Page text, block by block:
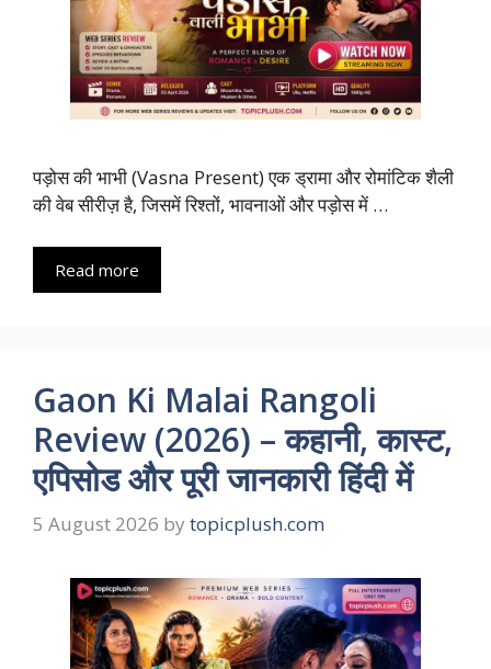
पड़ोस की भाभी (Vasna Present) एक ड्रामा और रोमांटिक शैली
की वेब सीरीज़ है, जिसमें रिश्तों, भावनाओं और पड़ोस में …
Read more
Gaon Ki Malai Rangoli
Review (2026) – कहानी, कास्ट,
एपिसोड और पूरी जानकारी हिंदी में
5 August 2026 by topicplush.com